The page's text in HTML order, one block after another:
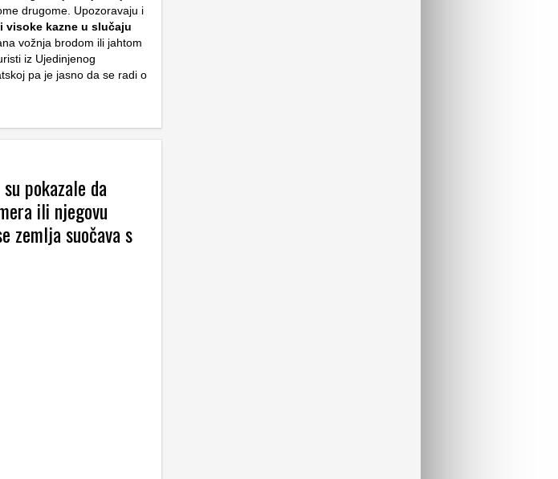
drugome. Upozoravaju i
visoke kazne u slučaju
vožnja brodom ili jahtom
iz Ujedinjenog
pa je jasno da se radi o
pokazale da
ili njegovu
zemlja suočava s